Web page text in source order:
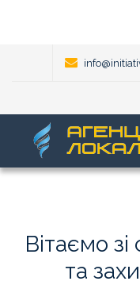
Вітаємо зі
та